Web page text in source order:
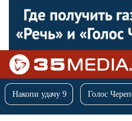
Накопи удачу 9 Голос